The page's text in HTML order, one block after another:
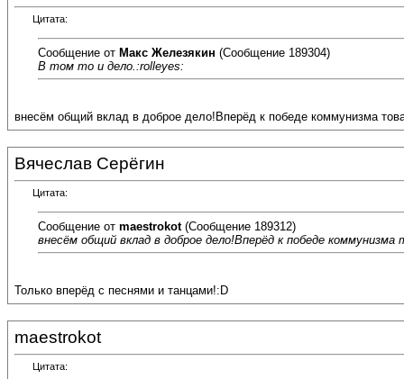
Цитата:
Сообщение от Макс Железякин (Сообщение 189304)
В том то и дело.:rolleyes:
внесём общий вклад в доброе дело!Вперёд к победе коммунизма
Вячеслав Серёгин
Цитата:
Сообщение от maestrokot(Сообщение 189312)
внесём общий вклад в доброе дело!Вперёд к победе
Только вперёд с песнями и танцами!:D
maestrokot
Цитата: